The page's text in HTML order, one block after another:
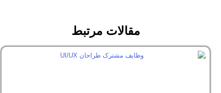
مقالات مرتبط